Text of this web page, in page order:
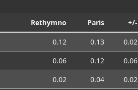
Rethymno Paris +/-
0.12 0.13
0.02
0.06 0.12
0.06
0.02 0.04
0.02